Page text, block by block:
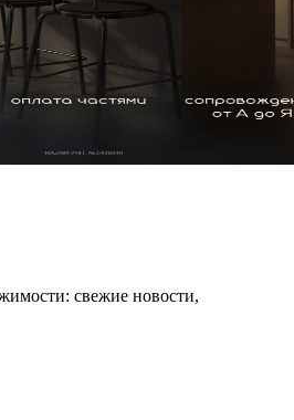
свежие новости,